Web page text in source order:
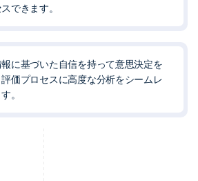
できます。
に基づいた自信を持って意思決定を
価プロセスに高度な分析をシームレ
。